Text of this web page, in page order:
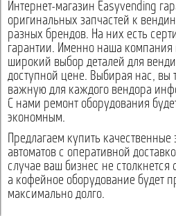
Интернет-магазин Easyvending
оригинальных запчастей к
разных брендов. На них есть
гарантии. Именно наша компания
широкий выбор деталей для
доступной цене. Выбирая нас, вы
важную для каждого вендора
С нами ремонт оборудования
экономным.
Предлагаем купить качественные
автоматов с оперативной
случае ваш бизнес не
а кофейное оборудование будет
максимально долго.